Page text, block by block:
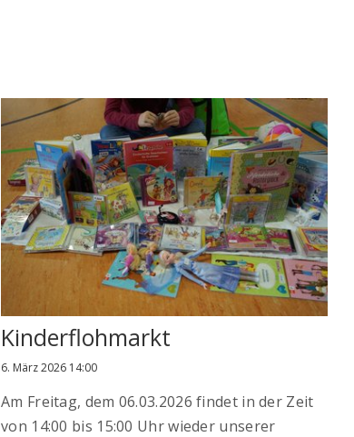
Kinderflohmarkt
6. März 2026 14:00
Am Freitag, dem 06.03.2026 findet in der Zeit
von 14:00 bis 15:00 Uhr wieder unserer